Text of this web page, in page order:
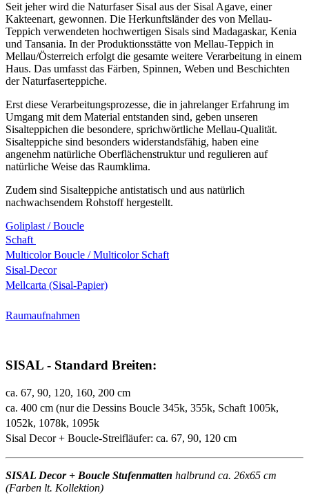
Seit jeher wird die Naturfaser Sisal aus der Sisal Agave, einer
Kakteenart, gewonnen. Die Herkunftsländer des von Mellau-
Teppich verwendeten hochwertigen Sisals sind Madagaskar, Kenia
und Tansania. In der Produktionsstätte von Mellau-Teppich in
Mellau/Österreich erfolgt die gesamte weitere Verarbeitung in einem
Haus. Das umfasst das Färben, Spinnen, Weben und Beschichten
der Naturfaserteppiche.
Erst diese Verarbeitungsprozesse, die in jahrelanger Erfahrung im
Umgang mit dem Material entstanden sind, geben unseren
Sisalteppichen die besondere, sprichwörtliche Mellau-Qualität.
Sisalteppiche sind besonders widerstandsfähig, haben eine
angenehm natürliche Oberflächenstruktur und regulieren auf
natürliche Weise das Raumklima.
Zudem sind Sisalteppiche antistatisch und aus natürlich
nachwachsendem Rohstoff hergestellt.
Goliplast / Boucle
Schaft
Multicolor Boucle / Multicolor Schaft
Sisal-Decor
Mellcarta (Sisal-Papier)
Raumaufnahmen
SISAL - Standard Breiten:
ca. 67, 90, 120, 160, 200 cm
ca. 400 cm (nur die Dessins Boucle 345k, 355k, Schaft 1005k,
1052k, 1078k, 1095k
Sisal Decor + Boucle-Streifläufer: ca. 67, 90, 120 cm
SISAL Decor + Boucle Stufenmatten halbrund ca. 26x65 cm
(Farben lt. Kollektion)